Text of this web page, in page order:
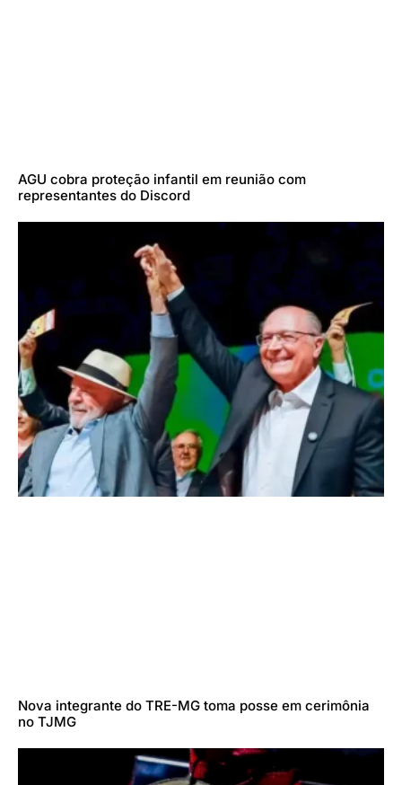
AGU cobra proteção infantil em reunião com
representantes do Discord
Nova integrante do TRE-MG toma posse em cerimônia
no TJMG